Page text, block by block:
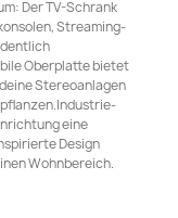
Der TV-Schrank
Streaming-
Oberplatte bietet
Stereoanlagen
eine
Design
Wohnbereich.